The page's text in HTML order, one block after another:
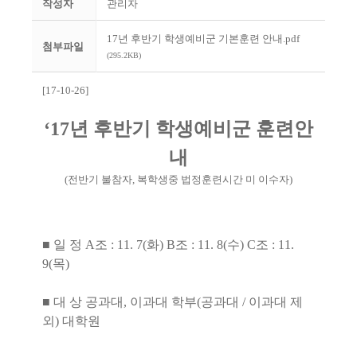
작성자 관리자
첨부파일
17년 후반기 학생예비군 기본훈련 안내.pdf
(295.2KB)
[17-10-26]
‘17년 후반기 학생예비군 훈련안
내
(전반기 불참자, 복학생중 법정훈련시간 미 이수자)
■ 일 정 A조 : 11. 7(화) B조 : 11. 8(수) C조 : 11.
9(목)
■ 대 상 공과대, 이과대 학부(공과대 / 이과대 제
외) 대학원